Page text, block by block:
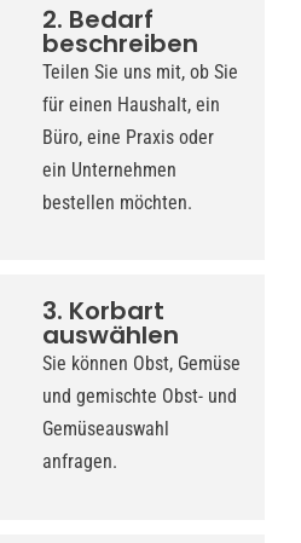
2. Bedarf
beschreiben
Teilen Sie uns mit, ob Sie
für einen Haushalt, ein
Büro, eine Praxis oder
ein Unternehmen
bestellen möchten.
3. Korbart
auswählen
Sie können Obst, Gemüse
und gemischte Obst- und
Gemüseauswahl
anfragen.